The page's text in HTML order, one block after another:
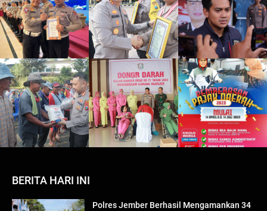
BERITA HARI INI
Polres Jember Berhasil Mengamankan 34